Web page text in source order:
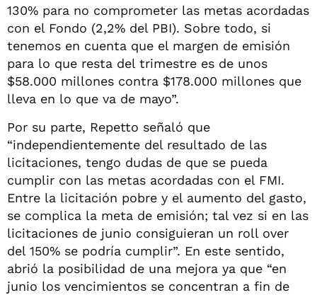
130% para no comprometer las metas acordadas
con el Fondo (2,2% del PBI). Sobre todo, si
tenemos en cuenta que el margen de emisión
para lo que resta del trimestre es de unos
$58.000 millones contra $178.000 millones que
lleva en lo que va de mayo”.
Por su parte, Repetto señaló que
“independientemente del resultado de las
licitaciones, tengo dudas de que se pueda
cumplir con las metas acordadas con el FMI.
Entre la licitación pobre y el aumento del gasto,
se complica la meta de emisión; tal vez si en las
licitaciones de junio consiguieran un roll over
del 150% se podría cumplir”. En este sentido,
abrió la posibilidad de una mejora ya que “en
junio los vencimientos se concentran a fin de